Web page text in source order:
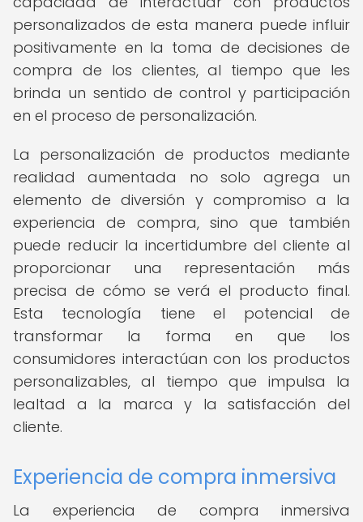
personalizados de esta manera puede influir
positivamente en la toma de decisiones de
compra de los clientes, al tiempo que les
brinda un sentido de control y participación
en el proceso de personalización.
La personalización de productos mediante
realidad aumentada no solo agrega un
elemento de diversión y compromiso a la
experiencia de compra, sino que también
puede reducir la incertidumbre del cliente al
proporcionar una representación más
precisa de cómo se verá el producto final.
Esta tecnología tiene el potencial de
transformar la forma en que los
consumidores interactúan con los productos
personalizables, al tiempo que impulsa la
lealtad a la marca y la satisfacción del
cliente.
Experiencia de compra inmersiva
La experiencia de compra inmersiva